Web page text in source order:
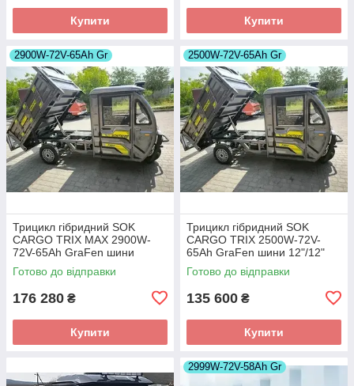
Купити Купити
2900W-72V-65Ah Gr
Трицикл гібридний SOK
CARGO TRIX MAX 2900W-
72V-65Ah GraFen шини
12"/12"
Готово до відправки
176 280 ₴
Купити
2500W-72V-65Ah Gr
Трицикл гібридний SOK
CARGO TRIX 2500W-72V-
65Ah GraFen шини 12"/12"
Готово до відправки
135 600 ₴
Купити
2999W-72V-58Ah Gr